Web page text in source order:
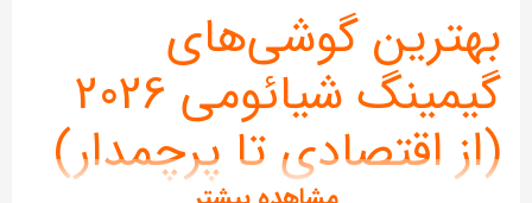
بهترین گوشی‌های
گیمینگ شیائومی 2026
(از اقتصادی تا پرچمدار)